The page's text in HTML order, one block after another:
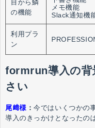
目から鱗
の機能
メモ機能
Slack通知機
利用プラ
ン
formrun導入の背
さい
尾﨑様 ：今ではいくつかの
導入のきっかけとなったの